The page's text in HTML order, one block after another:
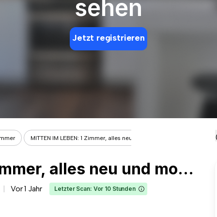
sehen
Jetzt registrieren
MITTEN IM LEBEN: 1 Zimmer, alles neu ...
MITTEN IM LEBEN: 1 Zimmer, alles neu und modern eingerichtet nahe dem Willy-Brandt-Platz
Vor 1 Jahr Letzter Scan: Vor 10 Stunden